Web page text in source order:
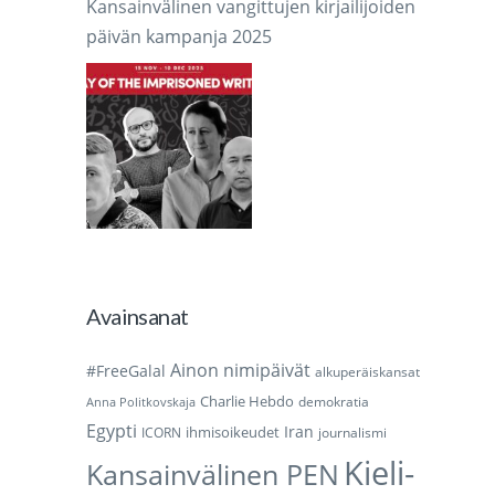
Kansainvälinen vangittujen kirjailijoiden
päivän kampanja 2025
Avainsanat
#FreeGalal Ainon nimipäivät alkuperäiskansat
Anna Politkovskaja Charlie Hebdo demokratia
Egypti ICORN ihmisoikeudet Iran journalismi
Kansainvälinen PEN Kieli-